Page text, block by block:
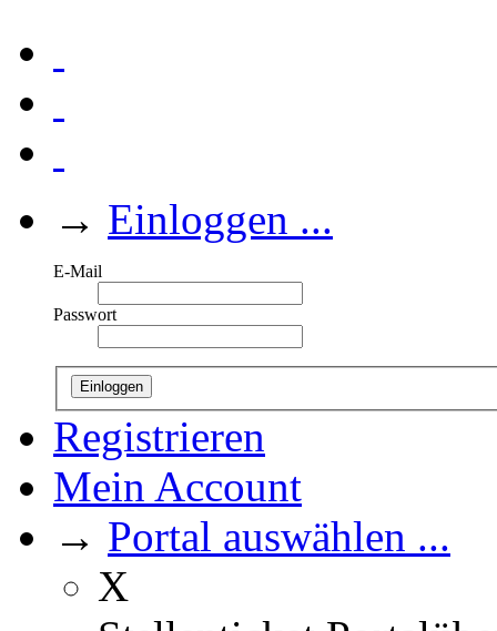
→ Einloggen ...
E-Mail
Passwort
Einloggen
Registrieren
Mein Account
→ Portal auswählen ...
X